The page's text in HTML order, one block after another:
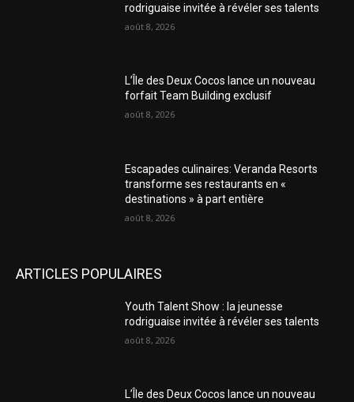
rodriguaise invitée à révéler ses talents
août 8, 2026
L’Île des Deux Cocos lance un nouveau
forfait Team Building exclusif
août 8, 2026
Escapades culinaires: Veranda Resorts
transforme ses restaurants en «
destinations » à part entière
août 8, 2026
ARTICLES POPULAIRES
Youth Talent Show : la jeunesse
rodriguaise invitée à révéler ses talents
août 8, 2026
L’Île des Deux Cocos lance un nouveau